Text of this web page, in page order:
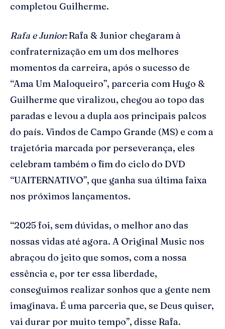
completou Guilherme.
Rafa e Junior:Rafa & Junior chegaram à
confraternização em um dos melhores
momentos da carreira, após o sucesso de
“Ama Um Maloqueiro”, parceria com Hugo &
Guilherme que viralizou, chegou ao topo das
paradas e levou a dupla aos principais palcos
do país. Vindos de Campo Grande (MS) e com a
trajetória marcada por perseverança, eles
celebram também o fim do ciclo do DVD
“UAITERNATIVO”, que ganha sua última faixa
nos próximos lançamentos.
“2025 foi, sem dúvidas, o melhor ano das
nossas vidas até agora. A Original Music nos
abraçou do jeito que somos, com a nossa
essência e, por ter essa liberdade,
conseguimos realizar sonhos que a gente nem
imaginava. É uma parceria que, se Deus quiser,
vai durar por muito tempo”, disse Rafa.